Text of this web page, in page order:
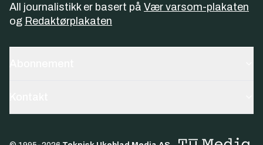
All journalistikk er basert på Vær varsom-plakaten
og Redaktørplakaten